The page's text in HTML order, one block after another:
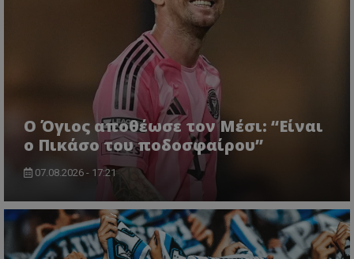
Ο Όγιος αποθέωσε τον Μέσι: “Είναι
ο Πικάσο του ποδοσφαίρου”
07.08.2026 - 17:21